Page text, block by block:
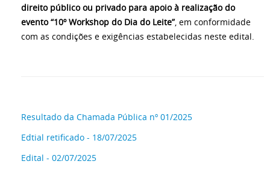
direito público ou privado para apoio à realização do
evento “10º Workshop do Dia do Leite”, em conformidade
com as condições e exigências estabelecidas neste edital.
Resultado da Chamada Pública nº 01/2025
Edtial retificado - 18/07/2025
Edital - 02/07/2025